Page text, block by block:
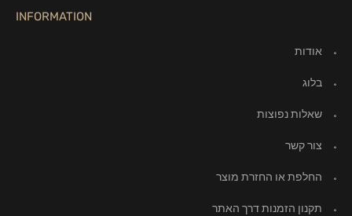
INFORMATION
אודות
בלוג
שאלות נפוצות
צור קשר
החלפת או החזרת מוצר
תקנון הזמנות דרך האתר